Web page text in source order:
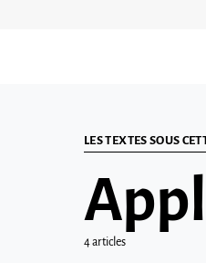
LES TEXTES SOUS
4 articles